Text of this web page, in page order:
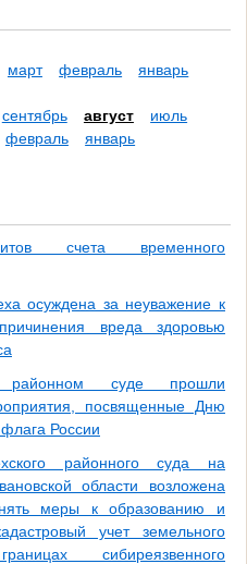
март февраль
январь
сентябрь август
июль
февраль
январь
счета временного
осуждена за неуважение к
вреда здоровью
суде прошли
посвященные Дню
флага России
районного суда на
области возложена
меры к образованию и
учет земельного
сибиреязвенного